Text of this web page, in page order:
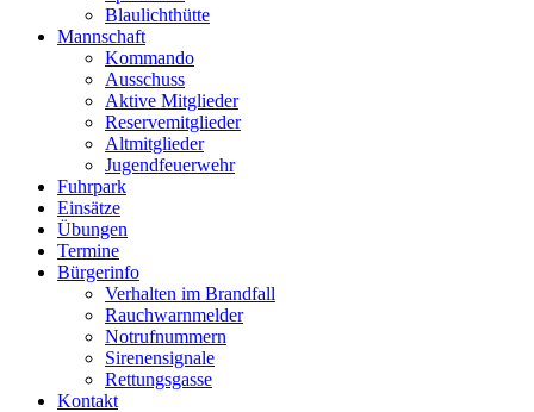
Blaulichthütte
Mannschaft
Kommando
Ausschuss
Aktive Mitglieder
Reservemitglieder
Altmitglieder
Jugendfeuerwehr
Fuhrpark
Einsätze
Übungen
Termine
Bürgerinfo
Verhalten im Brandfall
Rauchwarnmelder
Notrufnummern
Sirenensignale
Rettungsgasse
Kontakt